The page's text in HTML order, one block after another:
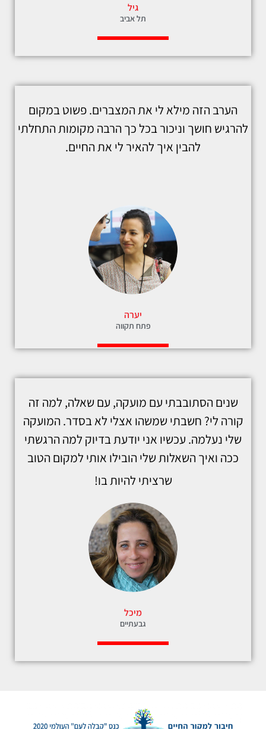
גיל
תל אביב
הערב הזה מילא לי את המצברים. פשוט במקום
להרגיש חושך וניכור בכל כך הרבה מקומות התחלתי
להבין איך להאיר לי את החיים.
יערה
פתח תקווה
שנים הסתובבתי עם מועקה, עם שאלה, למה זה
קורה לי? חשבתי שמשהו אצלי לא בסדר. המועקה
שלי נעלמה. עכשיו אני יודעת בדיוק למה הרגשתי
ככה ואיך השאלות שלי הובילו אותי למקום הטוב
שרציתי להיות בו!
מיכל
גבעתיים